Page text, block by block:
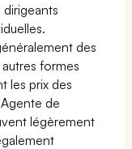
des
formes
les prix des
de
légèrement